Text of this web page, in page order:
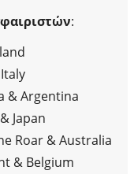
:
& Argentina
Japan
Roar & Australia
& Belgium